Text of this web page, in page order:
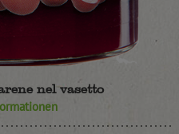
nel vasetto